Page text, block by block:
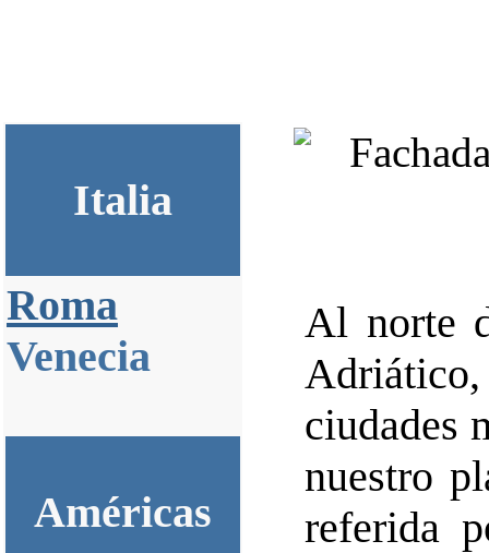
Italia
Roma
Venecia
Américas
Al norte
ciudades
nuestro
referida